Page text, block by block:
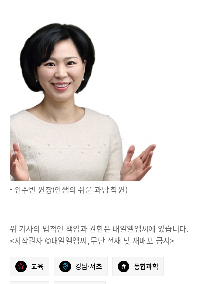
- 안수빈 원장(안쌤의 쉬운 과탐 학원)
위 기사의 법적인 책임과 권한은 내일엘엠씨에 있습니다.
<저작권자 ©내일엘엠씨, 무단 전재 및 재배포 금지>
교육 강남·서초 # 통합과학